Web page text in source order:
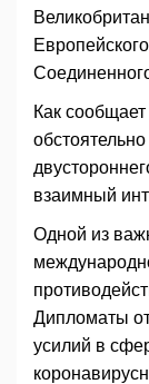
Как
взаимный
Одной из
Дипломаты
усилий в